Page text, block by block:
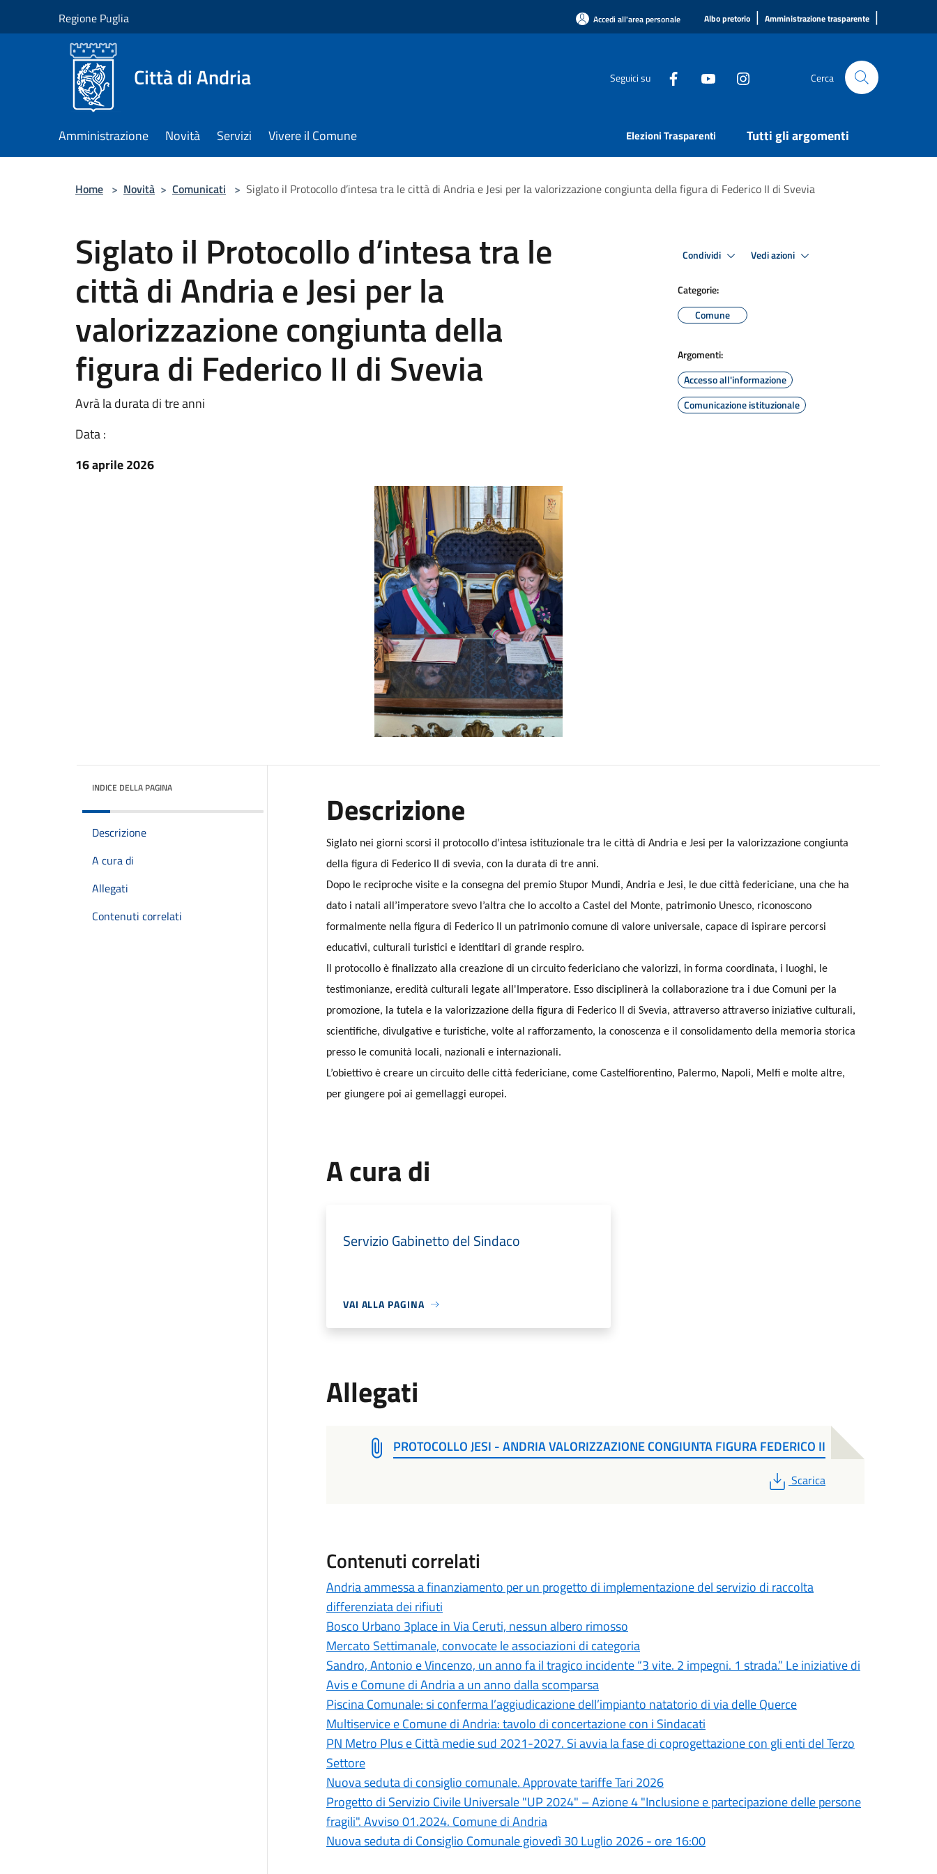
Regione Puglia Accedi all'area personale Albo pretorio | Amministrazione trasparente |
Città di Andria Seguici su Cerca
Amministrazione Novità Servizi Vivere il Comune Elezioni Trasparenti Tutti gli argomenti
Home > Novità > Comunicati > Siglato il Protocollo d’intesa tra le città di Andria e Jesi per la valorizzazione congiunta della figura di Federico II di Svevia
Siglato il Protocollo d’intesa tra le
città di Andria e Jesi per la
valorizzazione congiunta della
figura di Federico II di Svevia
Avrà la durata di tre anni
Data :
16 aprile 2026
Condividi Vedi azioni
Categorie:
Comune
Argomenti:
Accesso all'informazione
Comunicazione istituzionale
INDICE DELLA PAGINA
Descrizione
A cura di
Allegati
Contenuti correlati
Descrizione
Siglato nei giorni scorsi il protocollo d’intesa istituzionale tra le città di Andria e Jesi per la valorizzazione congiunta
della figura di Federico II di svevia, con la durata di tre anni.
Dopo le reciproche visite e la consegna del premio Stupor Mundi, Andria e Jesi, le due città federiciane, una che ha
dato i natali all’imperatore svevo l’altra che lo accolto a Castel del Monte, patrimonio Unesco, riconoscono
formalmente nella figura di Federico Il un patrimonio comune di valore universale, capace di ispirare percorsi
educativi, culturali turistici e identitari di grande respiro.
Il protocollo è finalizzato alla creazione di un circuito federiciano che valorizzi, in forma coordinata, i luoghi, le
testimonianze, eredità culturali legate all'Imperatore. Esso disciplinerà la collaborazione tra i due Comuni per la
promozione, la tutela e la valorizzazione della figura di Federico Il di Svevia, attraverso attraverso iniziative culturali,
scientifiche, divulgative e turistiche, volte al rafforzamento, la conoscenza e il consolidamento della memoria storica
presso le comunità locali, nazionali e internazionali.
L’obiettivo è creare un circuito delle città federiciane, come Castelfiorentino, Palermo, Napoli, Melfi e molte altre,
per giungere poi ai gemellaggi europei.
A cura di
Servizio Gabinetto del Sindaco
VAI ALLA PAGINA
Allegati
PROTOCOLLO JESI - ANDRIA VALORIZZAZIONE CONGIUNTA FIGURA FEDERICO II
PDF
Scarica
Contenuti correlati
Andria ammessa a finanziamento per un progetto di implementazione del servizio di raccolta
differenziata dei rifiuti
Bosco Urbano 3place in Via Ceruti, nessun albero rimosso
Mercato Settimanale, convocate le associazioni di categoria
Sandro, Antonio e Vincenzo, un anno fa il tragico incidente “3 vite. 2 impegni. 1 strada.” Le iniziative di
Avis e Comune di Andria a un anno dalla scomparsa
Piscina Comunale: si conferma l’aggiudicazione dell’impianto natatorio di via delle Querce
Multiservice e Comune di Andria: tavolo di concertazione con i Sindacati
PN Metro Plus e Città medie sud 2021-2027. Si avvia la fase di coprogettazione con gli enti del Terzo
Settore
Nuova seduta di consiglio comunale. Approvate tariffe Tari 2026
Progetto di Servizio Civile Universale "UP 2024" – Azione 4 "Inclusione e partecipazione delle persone
fragili". Avviso 01.2024. Comune di Andria
Nuova seduta di Consiglio Comunale giovedì 30 Luglio 2026 - ore 16:00